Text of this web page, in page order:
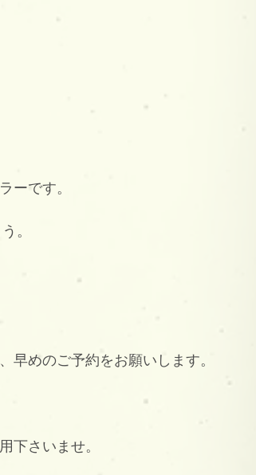
ーです。
。
早めのご予約をお願いします。
下さいませ。